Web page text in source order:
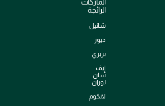
الماركات
الرائجة
شانيل
ديور
بربري
إيف
سان
لوران
لانكوم